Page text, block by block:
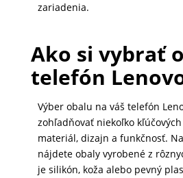
HODINKY
PRÍSLUŠENSTVO
zariadenia.
Ako si vybrať
telefón
Výber obalu na váš telefón
zohľadňovať niekoľko
materiál, dizajn a funkčnosť. Na
nájdete obaly vyrobené z
je silikón, koža alebo pevný